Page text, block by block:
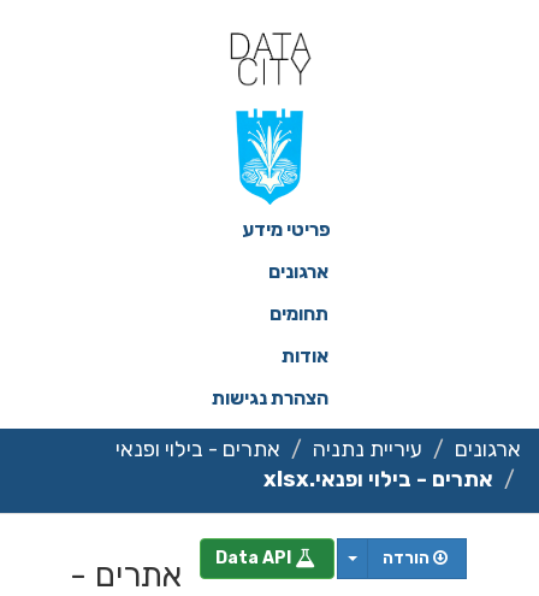
פריטי מידע
ארגונים
תחומים
אודות
הצהרת נגישות
ארגונים עיריית נתניה
אתרים - בילוי ופנאי
אתרים - בילוי ופנאי.xlsx
הורדה
אתרים -